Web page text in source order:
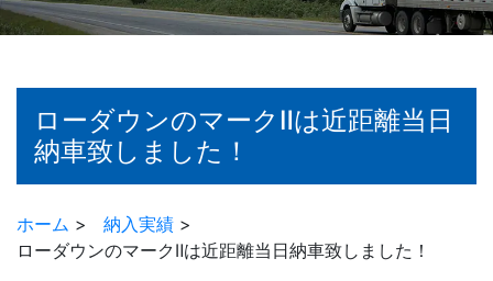
ローダウンのマークⅡは近距離当日
納車致しました！
ホーム > 納入実績 >
ローダウンのマークⅡは近距離当日納車致しました！